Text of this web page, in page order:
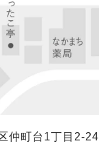
仲町台1丁目2-24